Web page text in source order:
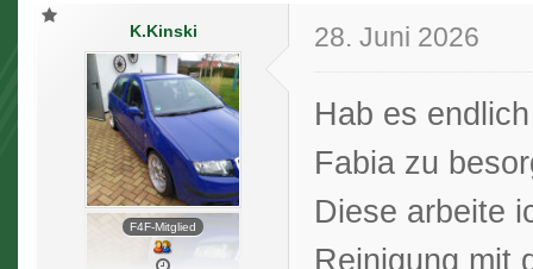
K.Kinski
F4F-Mitglied
28. Juni 2026
Hab es
Fabia zu
Diese arbeite
Reinigung mit